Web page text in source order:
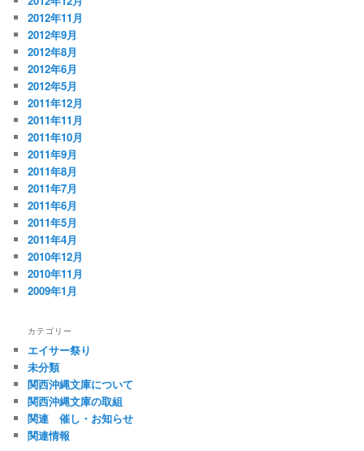
2012年11月
2012年9月
2012年8月
2012年6月
2012年5月
2011年12月
2011年11月
2011年10月
2011年9月
2011年8月
2011年7月
2011年6月
2011年5月
2011年4月
2010年12月
2010年11月
2009年1月
カテゴリー
エイサー祭り
未分類
関西沖縄文庫について
関西沖縄文庫の取組
関連 催し・お知らせ
関連情報